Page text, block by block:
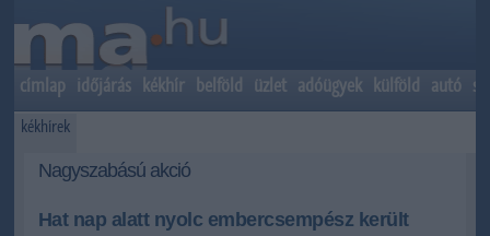
címlap időjárás kékhír belföld üzlet adóügyek külföld autó
kékhírek
Nagyszabású akció
Hat nap alatt nyolc embercsempész került